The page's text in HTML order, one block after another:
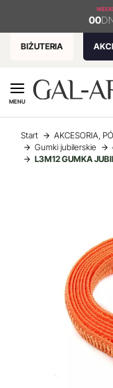
00
BIŻUTERIA
MENU
Start AKCESORIA,
Gumki jubilerskie
L3M12 GUMKA